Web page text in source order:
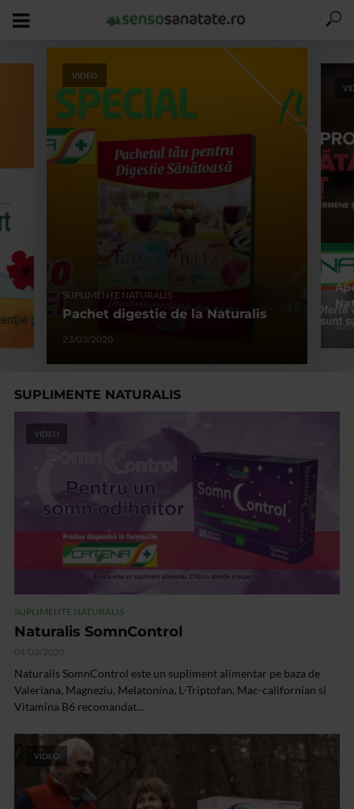
VIDEO
SUPLIMENTE NATURALIS
Pachet digestie de la Naturalis
23/03/2020
20/
SUPLIMENTE NATURALIS
VIDEO
SUPLIMENTE NATURALIS
Naturalis SomnControl
04/03/2020
Naturalis SomnControl este un supliment alimentar pe baza de
Valeriana, Magneziu, Melatonina, L-Triptofan, Mac-californian si
Vitamina B6 recomandat...
VIDEO